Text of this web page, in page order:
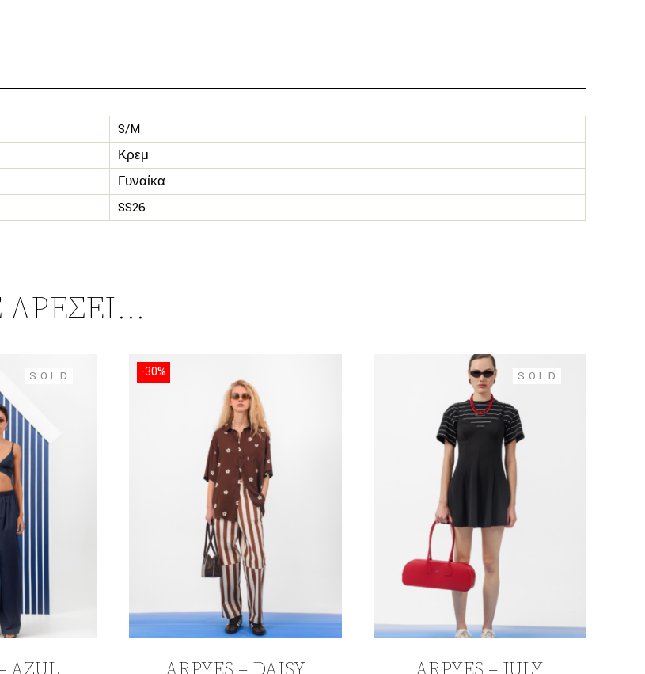
S/M
Κρεμ
Γυναίκα
SS26
SOLD -30% SOLD